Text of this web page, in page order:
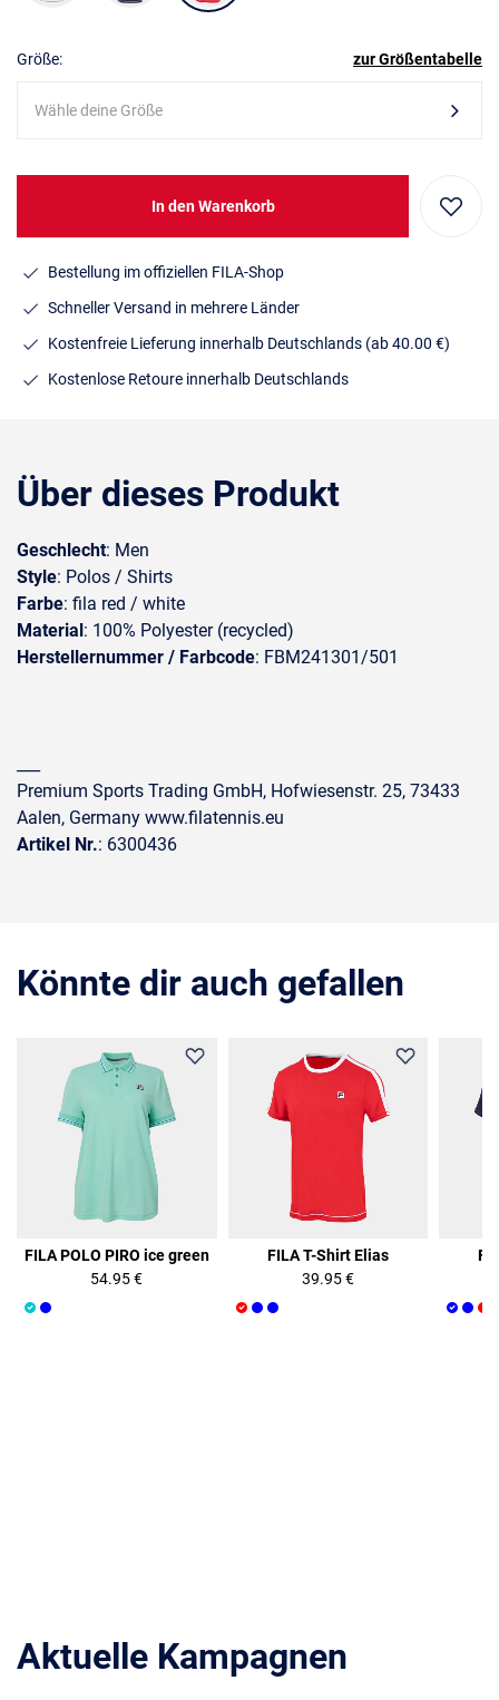
Größe: zur Größentabelle
Wähle deine Größe
In den Warenkorb
Bestellung im offiziellen FILA-Shop
Schneller Versand in mehrere Länder
Kostenfreie Lieferung innerhalb Deutschlands (ab 40.00 €)
Kostenlose Retoure innerhalb Deutschlands
Über dieses Produkt
Geschlecht: Men
Style: Polos / Shirts
Farbe: fila red / white
Material: 100% Polyester (recycled)
Herstellernummer / Farbcode: FBM241301/501
Premium Sports Trading GmbH, Hofwiesenstr. 25, 73433
Aalen, Germany www.filatennis.eu
Artikel Nr.: 6300436
Könnte dir auch gefallen
FILA POLO PIRO ice green
54.95 €
FILA T-Shirt Elias
39.95 €
Aktuelle Kampagnen